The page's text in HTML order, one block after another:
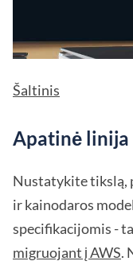
Šaltinis
Apatinė linija
Nustatykite tikslą,
ir kainodaros
specifikacijomis -
migruojant į AWS.